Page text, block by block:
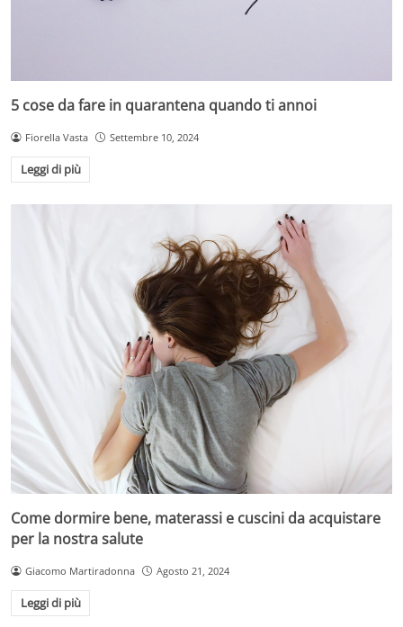
5 cose da fare in quarantena quando ti annoi
Fiorella Vasta Settembre 10, 2024
Leggi di più
Come dormire bene, materassi e cuscini da acquistare
per la nostra salute
Giacomo Martiradonna Agosto 21, 2024
Leggi di più